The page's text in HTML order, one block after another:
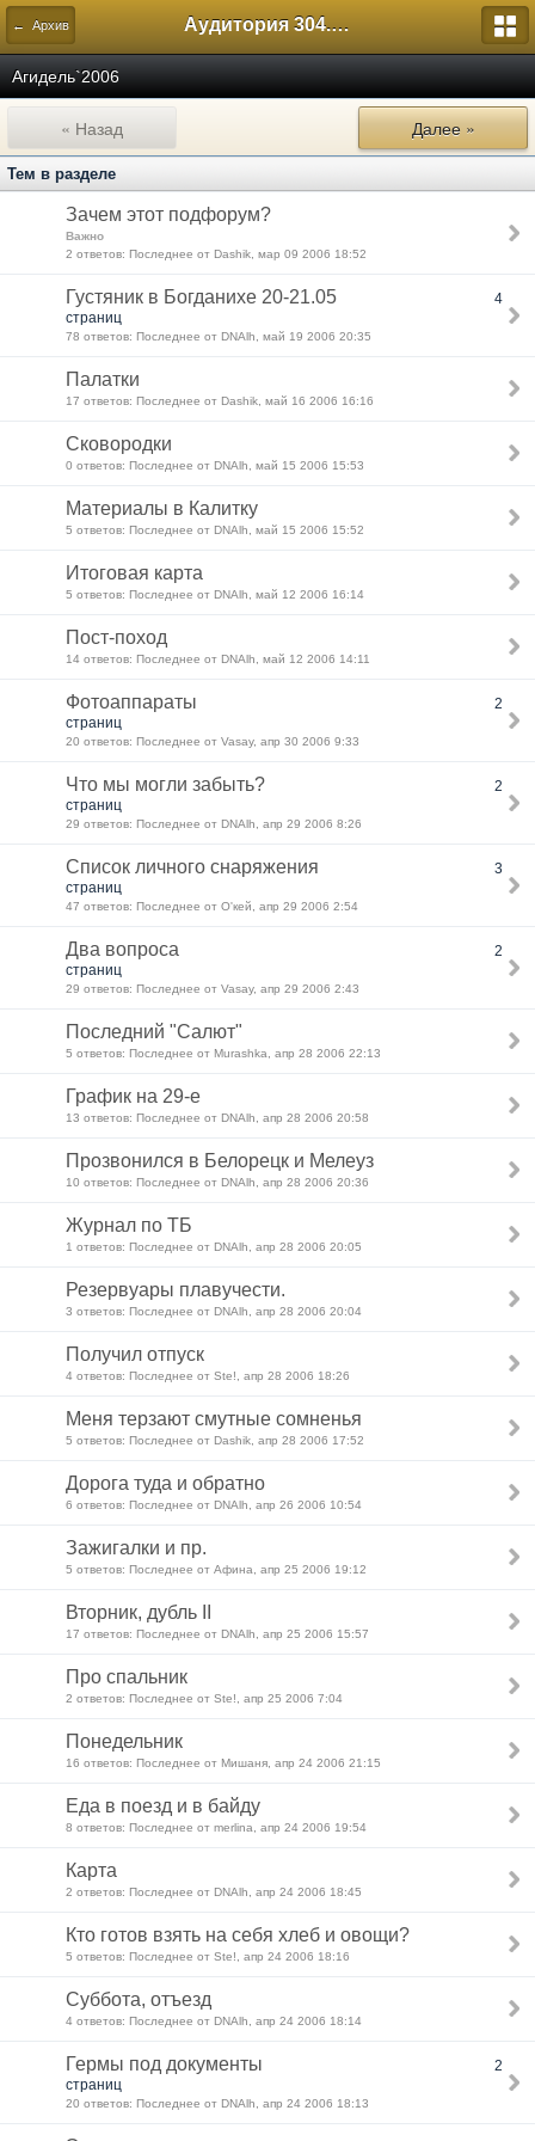
← Архив Аудитория 304. История России
Агидель`2006
« Назад Далее »
Тем в разделе
Зачем этот подфорум?
Важно
2 ответов: Последнее от Dashik, мар 09 2006 18:52
Густяник в Богданихе 20-21.05
4
страниц
78 ответов: Последнее от DNAlh, май 19 2006 20:35
Палатки
17 ответов: Последнее от Dashik, май 16 2006 16:16
Сковородки
0 ответов: Последнее от DNAlh, май 15 2006 15:53
Материалы в Калитку
5 ответов: Последнее от DNAlh, май 15 2006 15:52
Итоговая карта
5 ответов: Последнее от DNAlh, май 12 2006 16:14
Пост-поход
14 ответов: Последнее от DNAlh, май 12 2006 14:11
Фотоаппараты
2
страниц
20 ответов: Последнее от Vasay, апр 30 2006 9:33
Что мы могли забыть?
2
страниц
29 ответов: Последнее от DNAlh, апр 29 2006 8:26
Список личного снаряжения
3
страниц
47 ответов: Последнее от О'кей, апр 29 2006 2:54
Два вопроса
2
страниц
29 ответов: Последнее от Vasay, апр 29 2006 2:43
Последний "Салют"
5 ответов: Последнее от Murashka, апр 28 2006 22:13
График на 29-е
13 ответов: Последнее от DNAlh, апр 28 2006 20:58
Прозвонился в Белорецк и Мелеуз
10 ответов: Последнее от DNAlh, апр 28 2006 20:36
Журнал по ТБ
1 ответов: Последнее от DNAlh, апр 28 2006 20:05
Резервуары плавучести.
3 ответов: Последнее от DNAlh, апр 28 2006 20:04
Получил отпуск
4 ответов: Последнее от Ste!, апр 28 2006 18:26
Меня терзают смутные сомненья
5 ответов: Последнее от Dashik, апр 28 2006 17:52
Дорога туда и обратно
6 ответов: Последнее от DNAlh, апр 26 2006 10:54
Зажигалки и пр.
5 ответов: Последнее от Афина, апр 25 2006 19:12
Вторник, дубль II
17 ответов: Последнее от DNAlh, апр 25 2006 15:57
Про спальник
2 ответов: Последнее от Ste!, апр 25 2006 7:04
Понедельник
16 ответов: Последнее от Мишаня, апр 24 2006 21:15
Еда в поезд и в байду
8 ответов: Последнее от merlina, апр 24 2006 19:54
Карта
2 ответов: Последнее от DNAlh, апр 24 2006 18:45
Кто готов взять на себя хлеб и овощи?
5 ответов: Последнее от Ste!, апр 24 2006 18:16
Суббота, отъезд
4 ответов: Последнее от DNAlh, апр 24 2006 18:14
Гермы под документы
2
страниц
20 ответов: Последнее от DNAlh, апр 24 2006 18:13